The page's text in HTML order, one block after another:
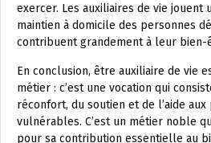
exercer. Les auxiliaires de vie jouent
maintien à domicile des personnes
contribuent grandement à leur bien-
En conclusion, être auxiliaire de vie
métier : c’est une vocation qui
réconfort, du soutien et de l’aide
vulnérables. C’est un métier noble
pour sa contribution essentielle au